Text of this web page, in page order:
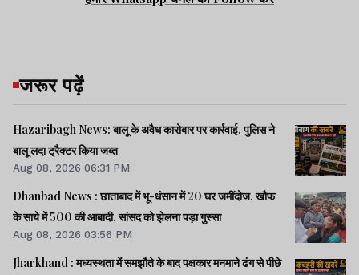
जरूर पढ़ें
Hazaribagh News: बालू के अवैध कारोबार पर कार्रवाई, पुलिस ने
बालू लदा ट्रैक्टर किया जब्त
Aug 08, 2026 06:31 PM
Dhanbad News : छाताबाद में भू-धंसान में 20 घर जमींदोज, खौफ
के साये में 500 की आबादी, सांसद को झेलना पड़ा गुस्सा
Aug 08, 2026 03:56 PM
Jharkhand : मध्यस्थता में समझौते के बाद पक्षकार मनमाने ढंग से पीछे